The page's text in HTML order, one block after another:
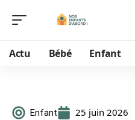
Actu Bébé Enfant
Enfant 25 juin 2026